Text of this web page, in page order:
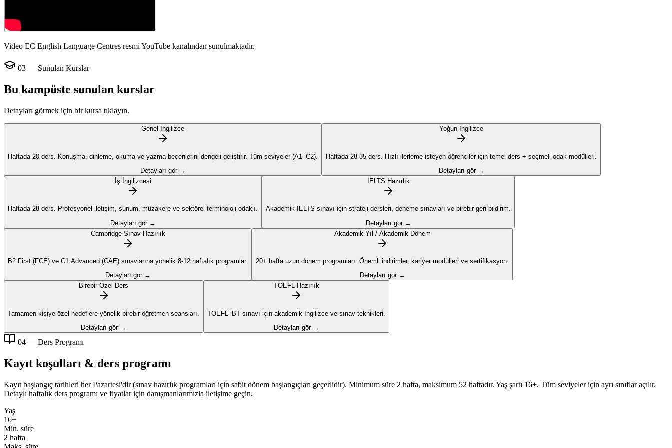
Video EC English Language Centres resmi YouTube kanalından sunulmaktadır.
03 — Sunulan Kurslar
Bu kampüste sunulan kurslar
Detayları görmek için bir kursa tıklayın.
Genel İngilizce
Haftada 20 ders. Konuşma, dinleme, okuma ve yazma becerilerini dengeli geliştirir. Tüm seviyeler (A1–C2).
Detayları gör →
Yoğun İngilizce
Haftada 28-35 ders. Hızlı ilerleme isteyen öğrenciler için temel ders + seçmeli odak modülleri.
Detayları gör →
İş İngilizcesi
Haftada 28 ders. Profesyonel iletişim, sunum, müzakere ve sektörel terminoloji odaklı.
Detayları gör →
IELTS Hazırlık
Akademik IELTS sınavı için strateji dersleri, deneme sınavları ve birebir geri bildirim.
Detayları gör →
Cambridge Sınav Hazırlık
B2 First (FCE) ve C1 Advanced (CAE) sınavlarına yönelik 8-12 haftalık programlar.
Detayları gör →
Akademik Yıl / Akademik Dönem
20+ hafta uzun dönem programları. Önemli indirimler, kariyer modülleri ve sertifikasyon.
Detayları gör →
Birebir Özel Ders
Tamamen kişiye özel hedeflere yönelik birebir öğretmen seansları.
Detayları gör →
TOEFL Hazırlık
TOEFL iBT sınavı için akademik İngilizce ve sınav teknikleri.
Detayları gör →
04 — Ders Programı
Kayıt koşulları & ders programı
Kayıt başlangıç tarihleri her Pazartesi'dir (sınav hazırlık programları için sabit dönem başlangıçları geçerlidir). Minimum süre 2 hafta, maksimum 52 haftadır. Yaş şartı 16+. Tüm seviyeler için ayrı sınıflar açılır.
Detaylı haftalık ders programı ve fiyatlar için danışmanlarımızla iletişime geçin.
Yaş
16+
Min. süre
2 hafta